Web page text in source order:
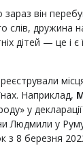
він
слів, дружина
дітей — це і є
Наприклад,
у
Людмили у
з 8 березня